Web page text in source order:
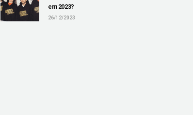
em 2023?
26/12/2023